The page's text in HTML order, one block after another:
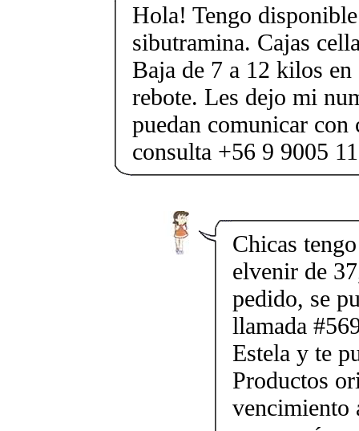
Hola! Tengo
sibutramina. Cajas
Baja de 7 a 12 kilos
rebote. Les dejo mi
puedan comunicar con
consulta +56 9 9005
Chicas
elvenir de
pedido, se
llamada
Estela y te
Productos
vencimiento